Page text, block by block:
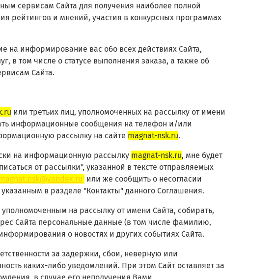
сервисам Сайта для получения наиболее полной
рейтингов и мнений, участия в конкурсных программах
на информирование вас обо всех действиях Сайта,
в том числе о статусе выполнения заказа, а также об
Сайта.
или третьих лиц, уполномоченных на рассылку от имени
информационные сообщения на телефон и/или
рассылку на сайте magnat-nsk.ru.
на информационную рассылку magnat-nsk.ru, мне будет
от рассылки", указанной в тексте отправляемых
или же сообщить о несогласии
в разделе "Контакты" данного Соглашения.
на рассылку от имени Сайта, собирать,
Сайта персональные данные (в том числе фамилию,
о новостях и других событиях Сайта.
за задержки, сбои, неверную или
каких-либо уведомлений. При этом Сайт оставляет за